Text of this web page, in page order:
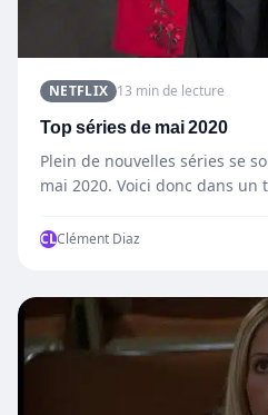
NETFLIX 13 min de lecture
Top séries de mai 2020
Plein de nouvelles séries se
mai 2020. Voici donc dans un
CLClément Diaz